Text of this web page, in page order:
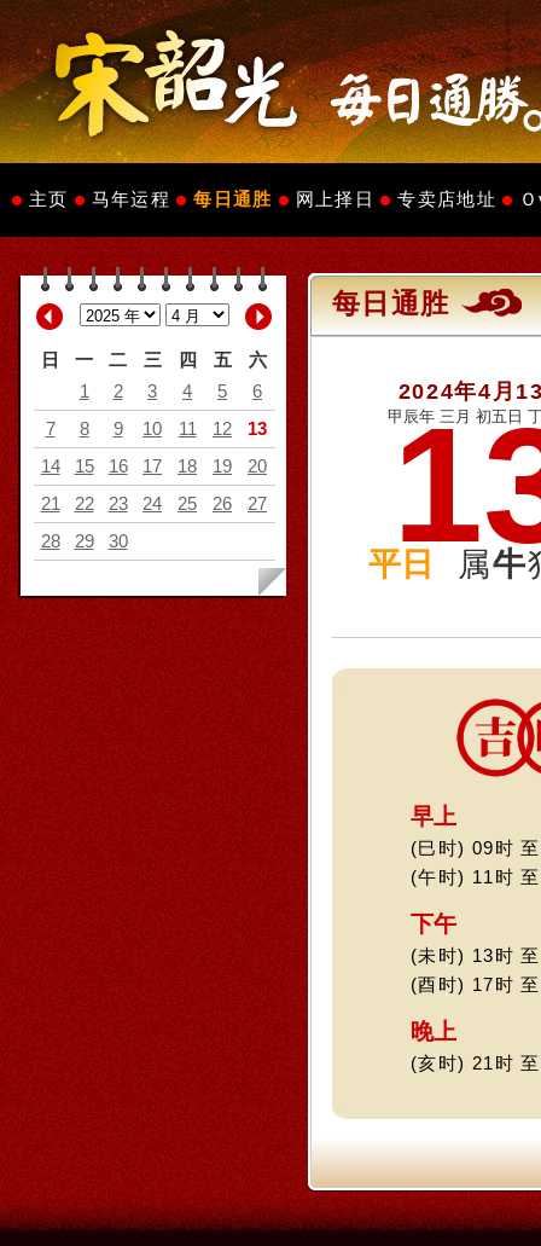
主页 马年运程 每日通胜 网上择日 专卖店地址
日 一 二 三 四 五
六
1
2 3 4 5
6
7
8 9 10 11 12
13
14
15 16 17 18 19
20
21
22 23 24 25 26
27
28
29 30
每日通胜
2024年4月
甲辰年 三月 初五日
平日 属牛
早上
(巳时) 09时
(午时) 11时
下午
(未时) 13时
(酉时) 17时
晚上
(亥时) 21时